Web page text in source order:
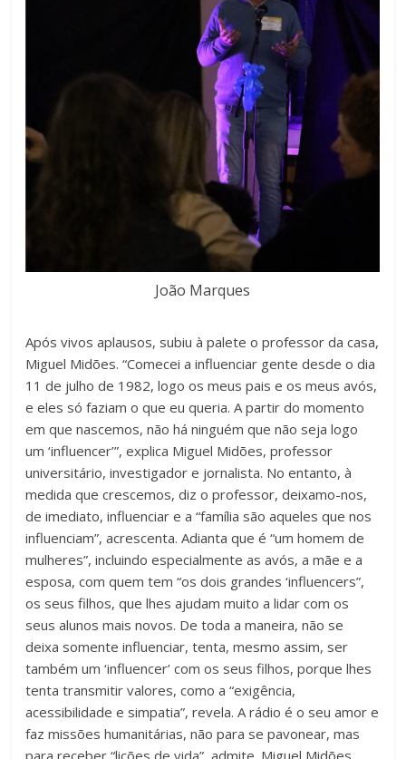
João Marques
Após vivos aplausos, subiu à palete o professor da casa,
Miguel Midões. “Comecei a influenciar gente desde o dia
11 de julho de 1982, logo os meus pais e os meus avós,
e eles só faziam o que eu queria. A partir do momento
em que nascemos, não há ninguém que não seja logo
um ‘influencer’”, explica Miguel Midões, professor
universitário, investigador e jornalista. No entanto, à
medida que crescemos, diz o professor, deixamo-nos,
de imediato, influenciar e a “família são aqueles que nos
influenciam”, acrescenta. Adianta que é “um homem de
mulheres”, incluindo especialmente as avós, a mãe e a
esposa, com quem tem “os dois grandes ‘influencers”,
os seus filhos, que lhes ajudam muito a lidar com os
seus alunos mais novos. De toda a maneira, não se
deixa somente influenciar, tenta, mesmo assim, ser
também um ‘influencer’ com os seus filhos, porque lhes
tenta transmitir valores, como a “exigência,
acessibilidade e simpatia”, revela. A rádio é o seu amor e
faz missões humanitárias, não para se pavonear, mas